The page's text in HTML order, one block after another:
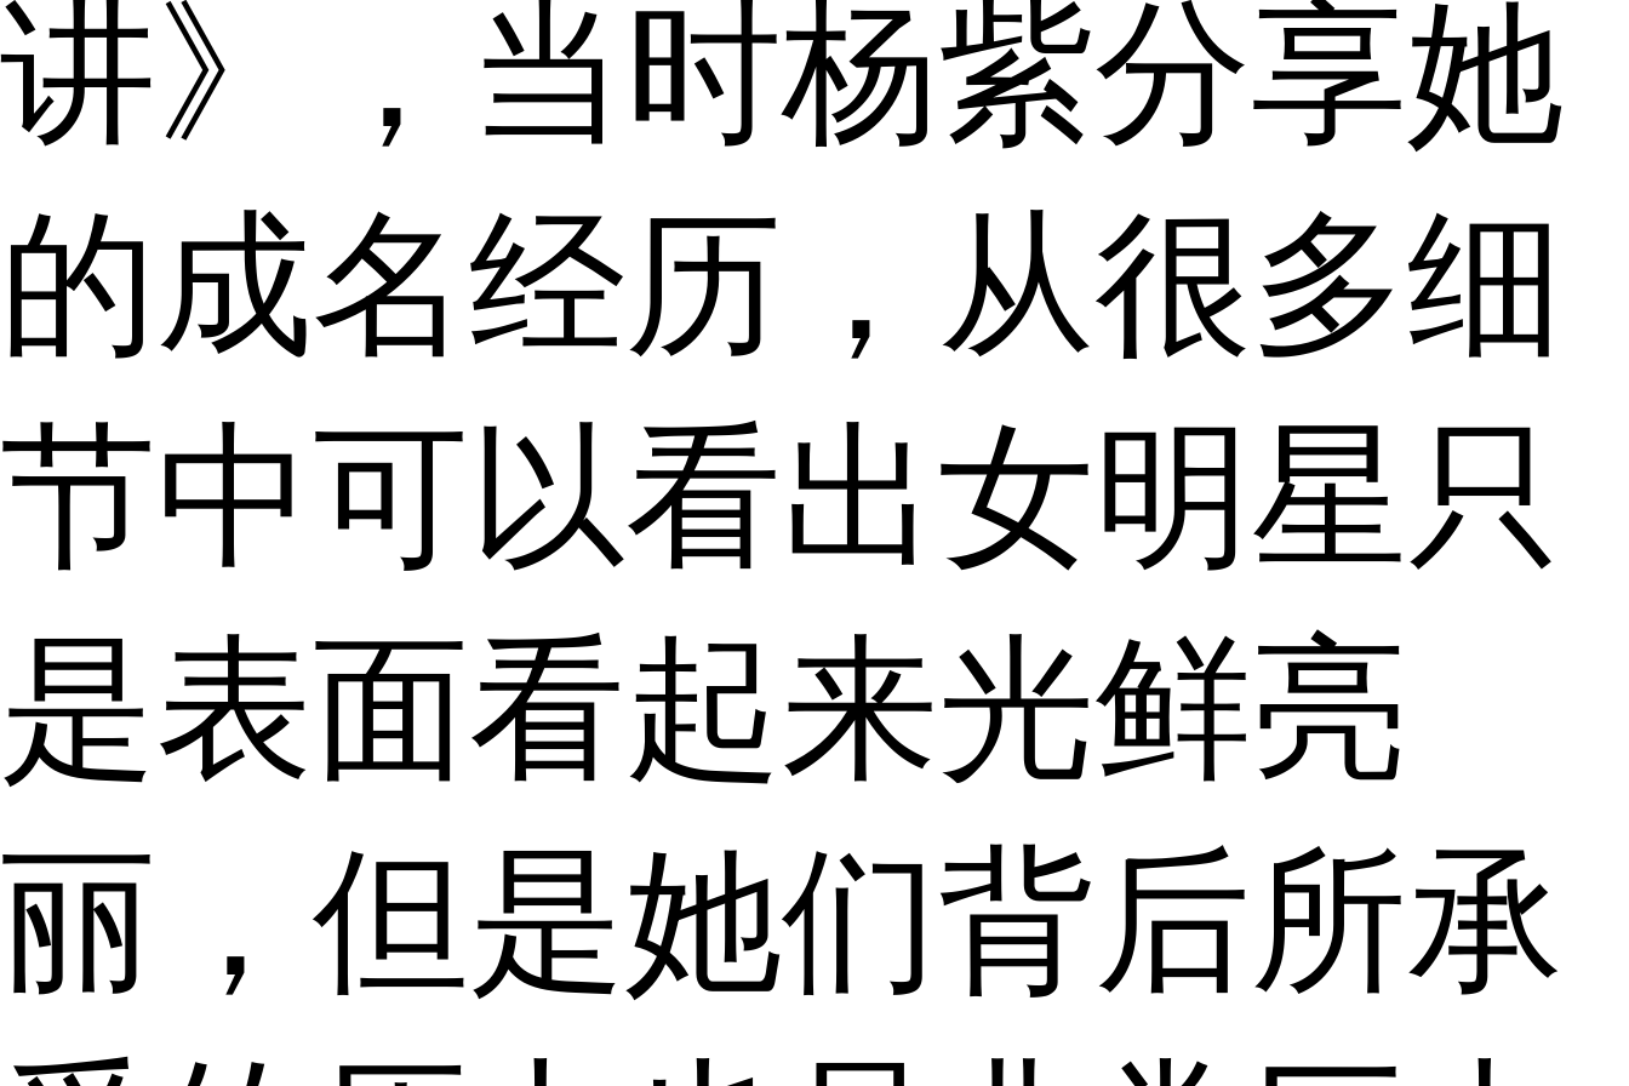
讲》，当时杨紫分享她
的成名经历，从很多细
节中可以看出女明星只
是表面看起来光鲜亮
丽，但是她们背后所承